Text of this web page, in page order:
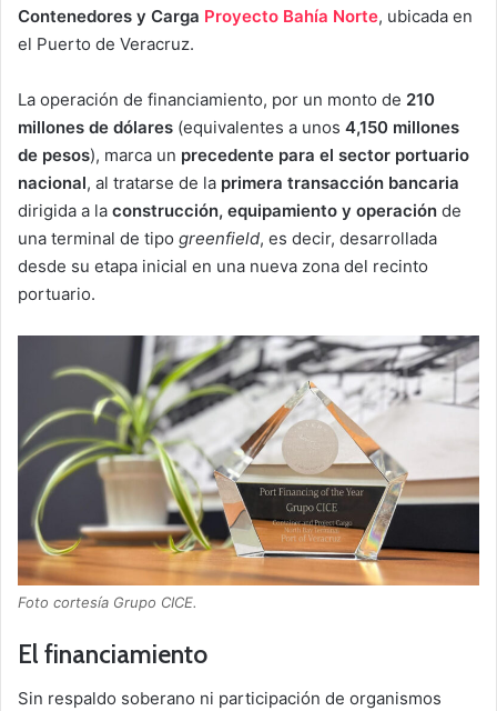
Contenedores y Carga Proyecto Bahía Norte, ubicada en
el Puerto de Veracruz.
La operación de financiamiento, por un monto de 210
millones de dólares (equivalentes a unos 4,150 millones
de pesos), marca un precedente para el sector portuario
nacional, al tratarse de la primera transacción bancaria
dirigida a la construcción, equipamiento y operación de
una terminal de tipo greenfield, es decir, desarrollada
desde su etapa inicial en una nueva zona del recinto
portuario.
Foto cortesía Grupo CICE.
El financiamiento
Sin respaldo soberano ni participación de organismos